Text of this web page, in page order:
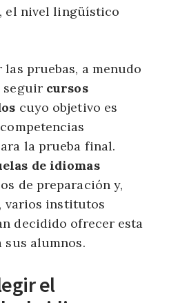
el nivel lingüístico
las pruebas, a menudo
seguircursos
cuyo objetivo es
la prueba final.
de idiomas
de preparación y,
varios institutos
decidido ofrecer esta
alumnos.
el